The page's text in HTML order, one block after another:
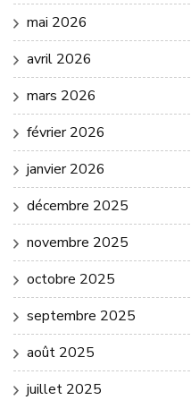
mai 2026
avril 2026
mars 2026
février 2026
janvier 2026
décembre 2025
novembre 2025
octobre 2025
septembre 2025
août 2025
juillet 2025